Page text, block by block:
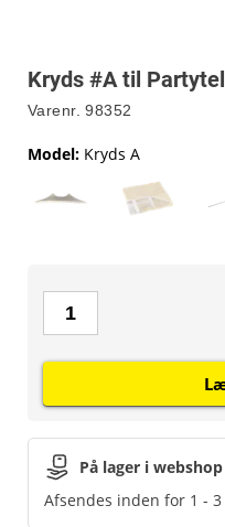
Kryds #A til
Varenr. 98352
Model: Kryds A
På lager i webshop
Afsendes inden for 1 -